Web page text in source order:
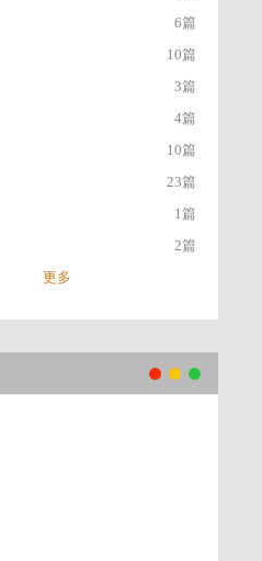
6篇
10篇
3篇
4篇
10篇
23篇
1篇
2篇
更多